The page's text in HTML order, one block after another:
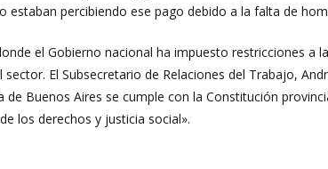
percibiendo ese pago debido a la falta de
el Gobierno nacional ha impuesto restricciones a
El Subsecretario de Relaciones del Trabajo,
Buenos Aires se cumple con la Constitución
los derechos y justicia social».